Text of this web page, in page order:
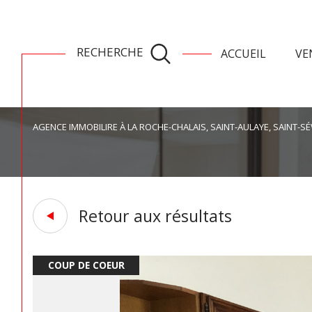
ACCUEIL
toutes les ventes
RECHERCHE
Acheter
de l'immo pro
TYPE DE BIEN 1
Maison de village
AGENCE IMMOBILIRE À LA ROCHE-CHALAIS, SAINT-AULAYE, SAINT-
Retour aux résultats
COUP DE COEUR